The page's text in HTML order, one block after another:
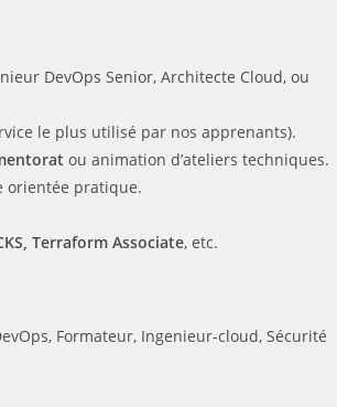
DevOps Senior, Architecte Cloud, ou
le plus utilisé par nos apprenants).
ou animation d’ateliers techniques.
orientée pratique.
Terraform Associate, etc.
Formateur Ingenieur-cloud Sécurité